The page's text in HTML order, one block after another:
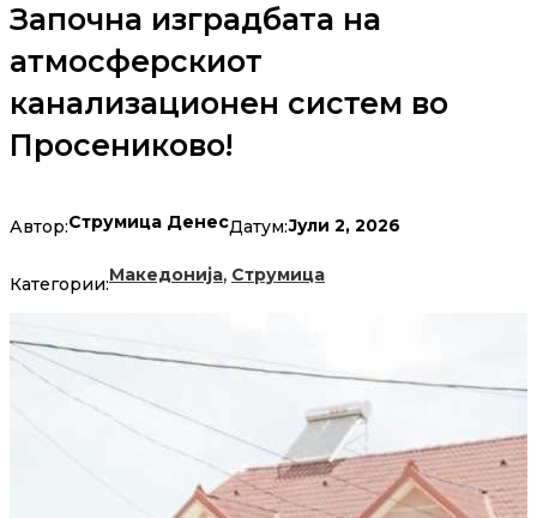
Започна изградбата на
атмосферскиот
канализационен систем во
Просениково!
Автор:Струмица ДенесДатум:Јули 2, 2026
Категории:Македонија, Струмица